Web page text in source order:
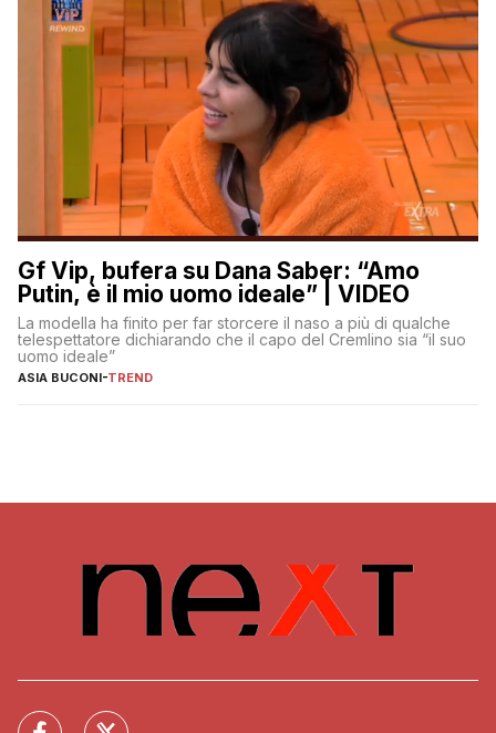
Gf Vip, bufera su Dana Saber: “Amo
Putin, è il mio uomo ideale” | VIDEO
La modella ha finito per far storcere il naso a più di qualche
telespettatore dichiarando che il capo del Cremlino sia “il suo
uomo ideale”
ASIA BUCONI-TREND